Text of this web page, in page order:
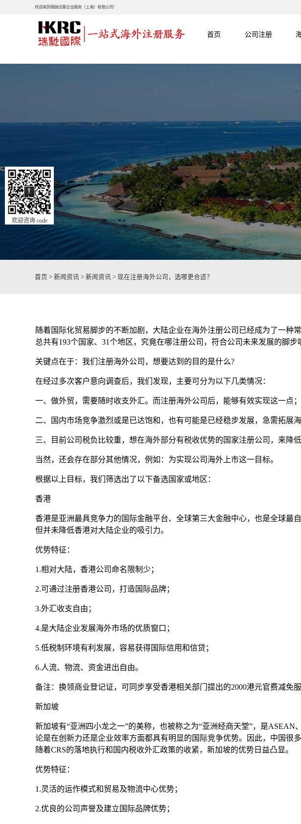
欢迎来到瑞驰达客企业服务（上海）有限公司!
首页 公司注册
首页 > 新闻资讯 > 新闻资讯 > 现在注册海外公司，选哪更合适？
随着国际化贸易脚步的不断加剧，大陆企业在海外注册公司已经成为了一
总共有193个国家、31个地区，究竟在哪注册公司，符合公司未来发展的脚步
关键点在于：我们注册海外公司，想要达到的目的是什么?
在经过多次客户意向调查后，我们发现，主要可分为以下几类情况：
一、做外贸，需要随时收支外汇。而注册海外公司后，能够有效实现这一点；
二、国内市场竞争激烈或是已达饱和，也有可能是已经稳步发展，急需拓展
三、目前公司税负比较重，想在海外部分有税收优势的国家注册公司，来降低
当然，还会存在部分其他情况，例如：为实现公司海外上市这一目标。
根据以上目标，我们筛选出了以下备选国家或地区：
香港
香港是亚洲最具竞争力的国际金融平台、全球第三大金融中心，也是全球最
但并未降低香港对大陆企业的吸引力。
优势特征：
1.相对大陆，香港公司命名限制少；
2.可通过注册香港公司，打造国际品牌；
3.外汇收支自由；
4.是大陆企业发展海外市场的优质窗口；
5.低税制环境有利发展，容易获得国际信用和信贷；
6.人流、物流、资金进出自由。
备注：换领商业登记证，可同步享受香港相关部门提出的2000港元官费减免
新加坡
新加坡有“亚洲四小龙之一”的美称，也被称之为“亚洲经商天堂”，是
论是在创新力还是企业效率方面都具有明显的国际竞争优势。因此，中国很
随着CRS的落地执行和国内税收外汇政策的收紧，新加坡的优势日益凸显。
优势特征：
1.灵活的运作模式和贸易及物流中心优势；
2.优良的公司声誉及建立国际品牌优势；
欢迎咨询 code